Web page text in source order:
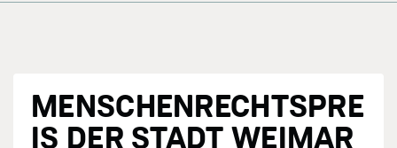
MENSCHENRECHTSPRE
IS DER STADT WEIMAR